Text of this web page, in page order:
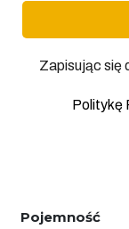
Zapisując się
Politykę
Pojemność